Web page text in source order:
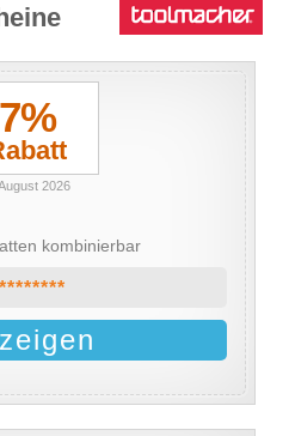
7%
2026
kombinierbar